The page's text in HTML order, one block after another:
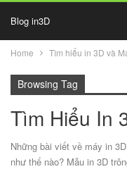
Blog in3D
Home Tìm hiểu in 3D và
Browsing Tag
Tìm Hiểu In
Những bài viết về máy in
như thế nào? Mẫu in 3D